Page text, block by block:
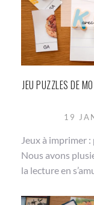
JEU PUZZLES DE
19
Jeux à imprimer
Nous avons
la lecture en